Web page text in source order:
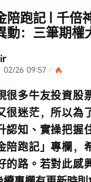
02/26 09:57 ·
陪跑記 | 千倍
：三筆期權
很多牛友投資股
很迷茫，所以為
認知、實操把握
陪跑記」專欄，
的路。若對此感